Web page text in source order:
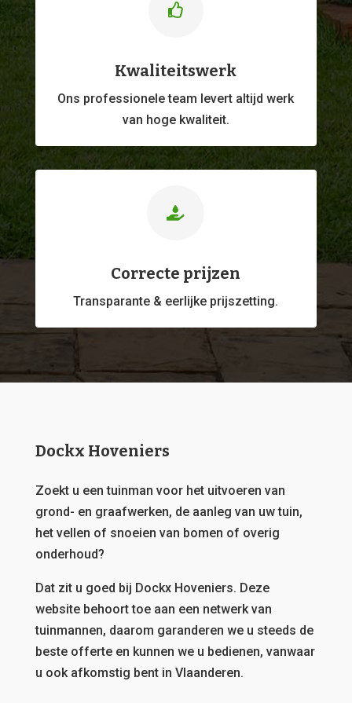

Kwaliteitswerk
Ons professioneleteam levert altijd werk
van hoge kwaliteit.

Correcte prijzen
Transparante & eerlijke prijszetting.
Dockx Hoveniers
Zoekt u een tuinman voor het uitvoeren van
grond- en graafwerken, de aanleg van uw tuin,
het vellen of snoeien van bomen of overig
onderhoud?
Dat zit u goed bij Dockx Hoveniers. Deze
website behoort toe aan een netwerk van
tuinmannen, daarom garanderen we u steeds de
beste offerte en kunnen we u bedienen, vanwaar
u ook afkomstig bent in Vlaanderen.